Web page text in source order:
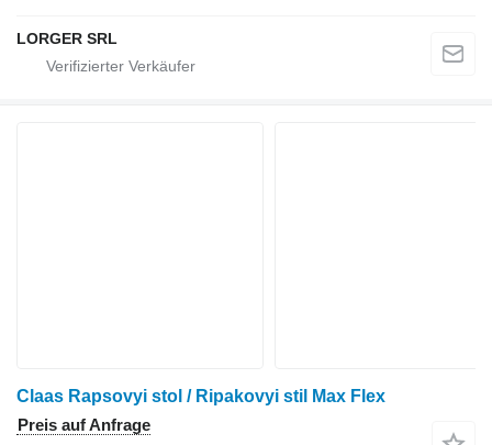
LORGER SRL
Claas Rapsovyi stol / Ripakovyi stil Max Flex
Preis auf Anfrage